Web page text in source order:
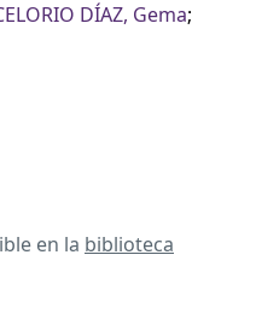
DÍAZ, Gema;
en la biblioteca